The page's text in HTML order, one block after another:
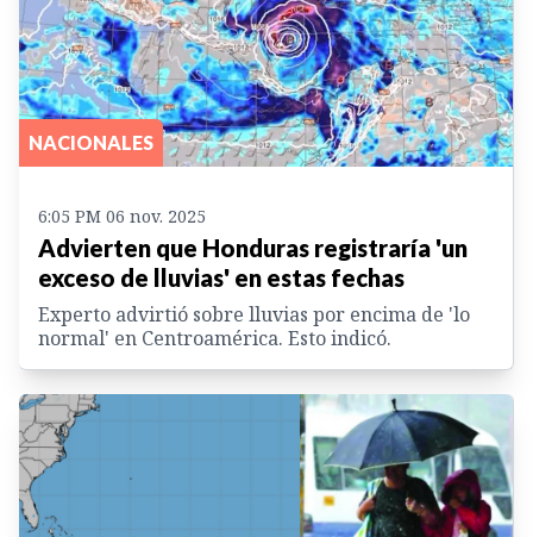
NACIONALES
6:05 PM 06 nov. 2025
Advierten que Honduras registraría 'un
exceso de lluvias' en estas fechas
Experto advirtió sobre lluvias por encima de 'lo
normal' en Centroamérica. Esto indicó.